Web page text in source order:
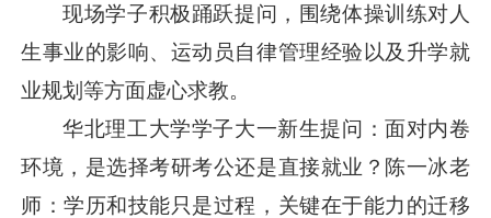
现场学子积极踊跃提问，围绕体操训练对人
生事业的影响、运动员自律管理经验以及升学就
业规划等方面虚心求教。
华北理工大学学子大一新生提问：面对内卷
环境，是选择考研考公还是直接就业？陈一冰老
师：学历和技能只是过程，关键在于能力的迁移